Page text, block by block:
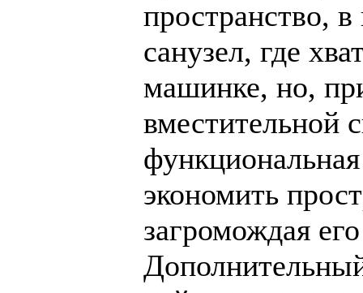
пространство,
санузел, где
машинке, но,
вместительной
экономить
загромождая